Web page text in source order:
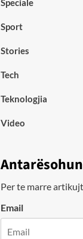
Speciale
Sport
Stories
Tech
Teknologjia
Video
Per te marre
Email